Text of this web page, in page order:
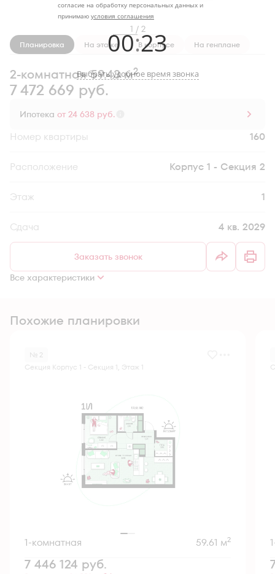
1 / 2
Планировка На этаже В корпусе На генплане
2-комнатная 59.43 м2
7 472 669 руб.
Ипотека от 24 638 руб.
Номер квартиры 160
Секция Корпус 1 - Секция 2
Этаж 1
Сдача 4 кв. 2029
Заказать звонок
Все характеристики
Похожие планировки
№ 2
Секция Корпус 1 - Секция 1, Этаж 1
1-комнатная 59.61 м2
7 446 124 руб.
согласие на обработку персональных данных и
принимаю условия соглашения
00:23
Выбрать удобное время звонка